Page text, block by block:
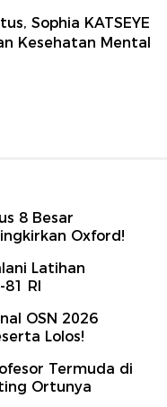
Sophia KATSEYE
Kesehatan Mental
8 Besar
Oxford!
Latihan
RI
OSN 2026
Lolos!
Termuda di
Ortunya